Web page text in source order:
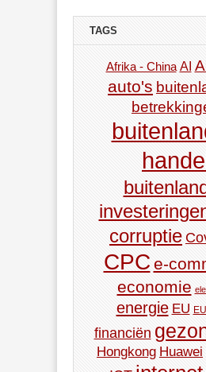
TAGS
Afrika - China AI
auto's
handel
corruptie
CPC e-
economie
energie EU
financiën
Hongkong Huawei